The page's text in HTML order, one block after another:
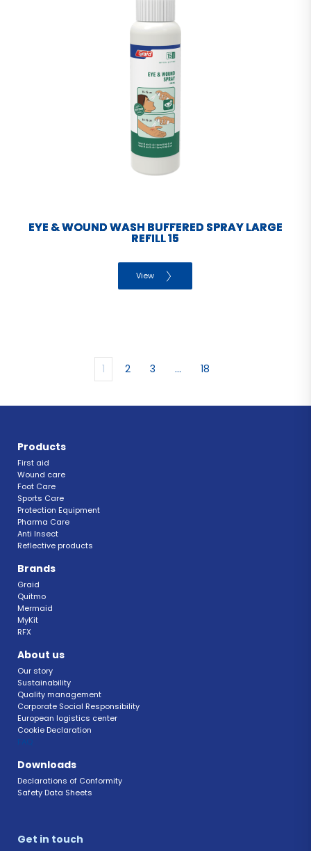
EYE & WOUND WASH BUFFERED SPRAY LARGE
REFILL 15
View
1 2 3 … 18
Products
First aid
Wound care
Foot Care
Sports Care
Protection Equipment
Pharma Care
Anti Insect
Reflective products
Brands
Graid
Quitmo
Mermaid
MyKit
RFX
About us
Our story
Sustainability
Quality management
Corporate Social Responsibility
European logistics center
Cookie Declaration
FAQ
Downloads
Declarations of Conformity
Safety Data Sheets
Get in touch